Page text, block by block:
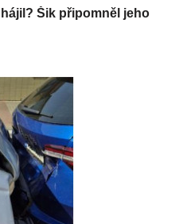
Šik připomněl jeho